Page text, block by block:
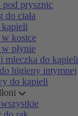
pod prysznic
do ciała
kąpieli
w kostce
w płynie
mleczka do kąpieli
higieny intymnej
do kąpieli